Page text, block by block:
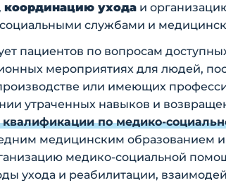
координацию ухода и
социальными службами и
пациентов по вопросам
мероприятиях для людей,
или имеющих
утраченных навыков и
по медико-
медицинским образованием и
медико-социальной
ухода и реабилитации,